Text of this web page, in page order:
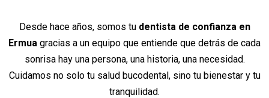
Desde hace años, somos tu dentista de confianza en
Ermua gracias a un equipo que entiende que detrás de cada
sonrisa hay una persona, una historia, una necesidad.
Cuidamos no solo tu salud bucodental, sino tu bienestar y tu
tranquilidad.